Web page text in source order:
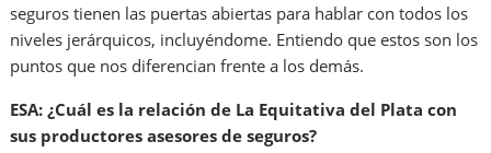
seguros tienen las puertas abiertas para hablar con todos los
niveles jerárquicos, incluyéndome. Entiendo que estos son los
puntos que nos diferencian frente a los demás.
ESA: ¿Cuál es la relación de La Equitativa del Plata con
sus productores asesores de seguros?